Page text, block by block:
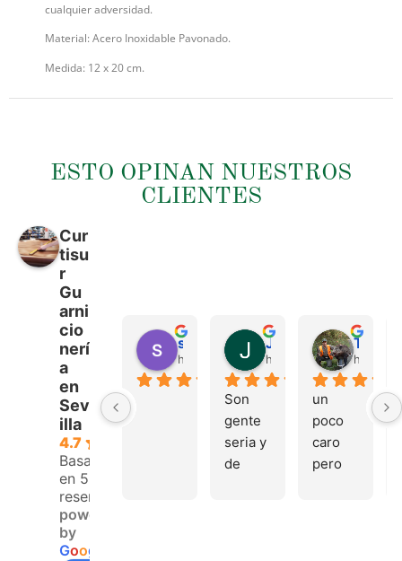
cualquier adversidad.
Material: Acero Inoxidable Pavonado.
Medida: 12 x 20 cm.
ESTO OPINAN NUESTROS
CLIENTES
Cur
tisu
r
Gu
arni
cio
nerí
a
en
Sev
illa
4.7
Basado
en 53
reseñas.
powered
by
Goog
hace 4 meses hace 4 meses
Son
gente
seria y
de
hace 4
un
poco
caro
pero